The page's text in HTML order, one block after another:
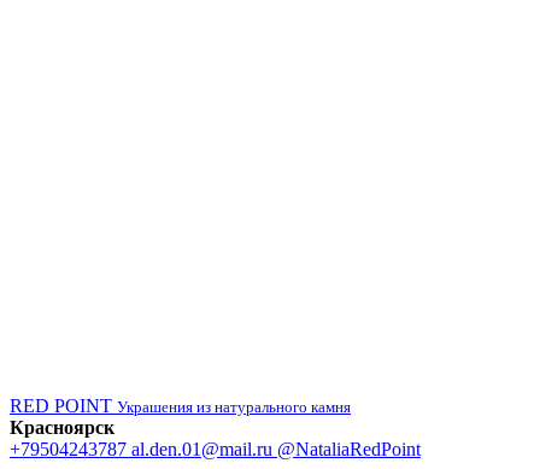
RED POINT Украшения из натурального камня
Красноярск
+79504243787 al.den.01@mail.ru @NataliaRedPoint